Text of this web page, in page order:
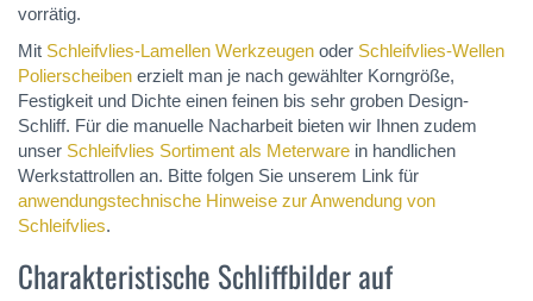
vorrätig.
Mit Schleifvlies-Lamellen Werkzeugen oder Schleifvlies-Wellen
Polierscheiben erzielt man je nach gewählter Korngröße,
Festigkeit und Dichte einen feinen bis sehr groben Design-
Schliff. Für die manuelle Nacharbeit bieten wir Ihnen zudem
unser Schleifvlies Sortiment als Meterware in handlichen
Werkstattrollen an. Bitte folgen Sie unserem Link für
anwendungstechnische Hinweise zur Anwendung von
Schleifvlies.
Charakteristische Schliffbilder auf